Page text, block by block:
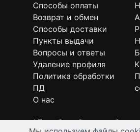
Способы оплаты
Возврат и обмен
Способы доставки
Пункты выдачи
Вопросы и ответы
Удаление профиля
Политика обработки
ПД
О нас
* Подробнее об условиях